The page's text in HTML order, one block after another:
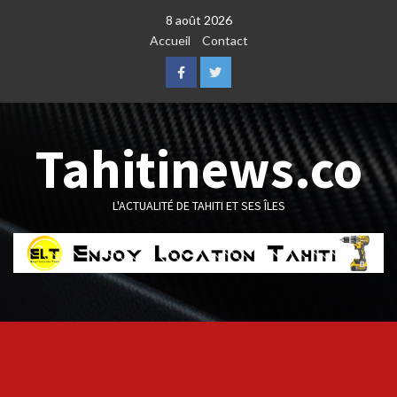
8 août 2026
Accueil
Contact
FacebookTwitter
Tahitinews.co
L'ACTUALITÉ DE TAHITI ET SES ÎLES